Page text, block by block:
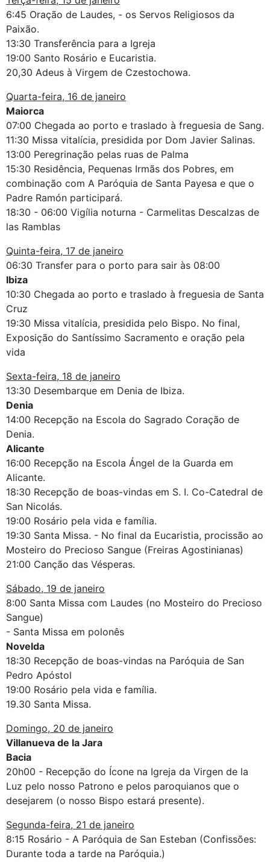
6:45 Oração de Laudes, - os Servos Religiosos da
Paixão.
13:30 Transferência para a Igreja
19:00 Santo Rosário e Eucaristia.
20,30 Adeus à Virgem de Czestochowa.
Quarta-feira, 16 de janeiro
Maiorca
07:00 Chegada ao porto e traslado à freguesia de Sang.
11:30 Missa vitalícia, presidida por Dom Javier Salinas.
13:00 Peregrinação pelas ruas de Palma
15:30 Residência, Pequenas Irmãs dos Pobres, em
combinação com A Paróquia de Santa Payesa e que o
Padre Ramón participará.
18:30 - 06:00 Vigília noturna - Carmelitas Descalzas de
las Ramblas
Quinta-feira, 17 de janeiro
06:30 Transfer para o porto para sair às 08:00
Ibiza
10:30 Chegada ao porto e traslado à freguesia de Santa
Cruz
19:30 Missa vitalícia, presidida pelo Bispo. No final,
Exposição do Santíssimo Sacramento e oração pela
vida
Sexta-feira, 18 de janeiro
13:30 Desembarque em Denia de Ibiza.
Denia
14:00 Recepção na Escola do Sagrado Coração de
Denia.
Alicante
16:00 Recepção na Escola Ángel de la Guarda em
Alicante.
18:30 Recepção de boas-vindas em S. I. Co-Catedral de
San Nicolás.
19:00 Rosário pela vida e família.
19:30 Santa Missa. - No final da Eucaristia, procissão ao
Mosteiro do Precioso Sangue (Freiras Agostinianas)
21:00 Canção das Vésperas.
Sábado, 19 de janeiro
8:00 Santa Missa com Laudes (no Mosteiro do Precioso
Sangue)
- Santa Missa em polonês
Novelda
18:30 Recepção de boas-vindas na Paróquia de San
Pedro Apóstol
19:00 Rosário pela vida e família.
19.30 Santa Missa.
Domingo, 20 de janeiro
Villanueva de la Jara
Bacia
20h00 - Recepção do Ícone na Igreja da Virgen de la
Luz pelo nosso Patrono e pelos paroquianos que o
desejarem (o nosso Bispo estará presente).
Segunda-feira, 21 de janeiro
8:15 Rosário - A Paróquia de San Esteban (Confissões:
Durante toda a tarde na Paróquia.)